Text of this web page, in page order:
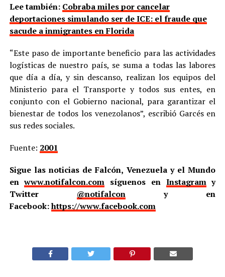
Lee también: Cobraba miles por cancelar
deportaciones simulando ser de ICE: el fraude que
sacude a inmigrantes en Florida
“Este paso de importante beneficio para las actividades
logísticas de nuestro país, se suma a todas las labores
que día a día, y sin descanso, realizan los equipos del
Ministerio para el Transporte y todos sus entes, en
conjunto con el Gobierno nacional, para garantizar el
bienestar de todos los venezolanos”, escribió Garcés en
sus redes sociales.
Fuente: 2001
Sigue las noticias de Falcón, Venezuela y el Mundo
enwww.notifalcon.com síguenos en Instagramy
Twitter @notifalcony en
Facebook:https://www.facebook.com